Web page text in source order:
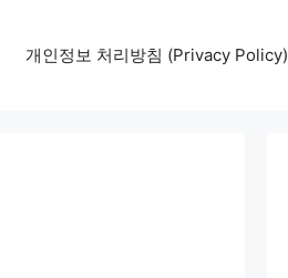
개인정보 처리방침 (Privacy Policy)